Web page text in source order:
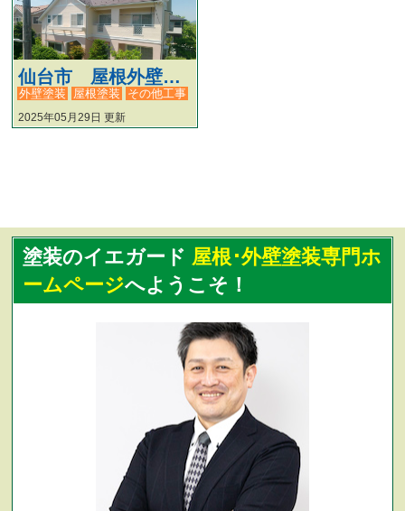
仙台市 屋根外壁塗装工事 #120
2025年05月29日 更新
外壁塗装 屋根塗装 その他工事
塗装のイエガード 屋根･外壁塗装専門ホ
ームページへようこそ！